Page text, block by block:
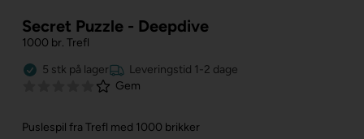
Secret Puzzle - Deepdive
1000 br. Trefl
5 stk på lager
Leveringstid 1-2 dage
Gem
Puslespil fra Trefl med 1000 brikker